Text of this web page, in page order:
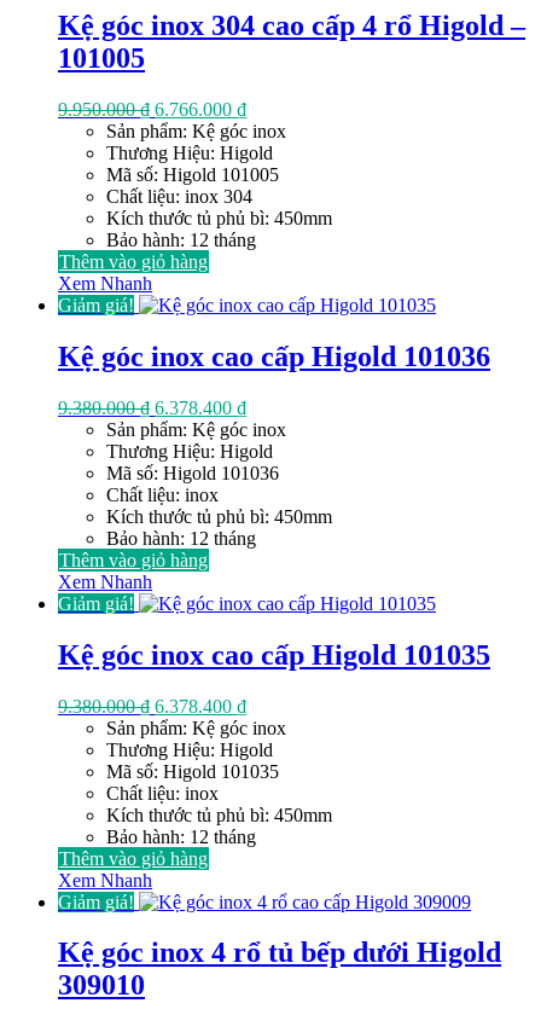
Kệ góc inox 304 cao cấp 4 rổ Higold –
101005
9.950.000₫ Giá
gốc
là:
9.950.000 ₫.
6.766.000 ₫Giá
hiện
tại
là:
6.766.000 ₫.
Sản phẩm: Kệ góc inox
Thương Hiệu: Higold
Mã số: Higold 101005
Chất liệu: inox 304
Kích thước tủ phủ bì: 450mm
Bảo hành: 12 tháng
Thêm vào giỏ hàng
Xem Nhanh
Giảm giá!
Kệ góc inox cao cấp Higold 101036
9.380.000₫ Giá
gốc
là:
9.380.000 ₫.
6.378.400 ₫Giá
hiện
tại
là:
Sản phẩm: Kệ góc inox
Thương Hiệu: Higold
Mã số: Higold 101036
Chất liệu: inox
Kích thước tủ phủ bì: 450mm
Bảo hành: 12 tháng
Thêm vào giỏ hàng
Xem Nhanh
Giảm giá!
Kệ góc inox cao cấp Higold 101035
9.380.000₫ Giá
gốc
là:
9.380.000 ₫.
6.378.400 ₫Giá
hiện
tại
là:
Sản phẩm: Kệ góc inox
Thương Hiệu: Higold
Mã số: Higold 101035
Chất liệu: inox
Kích thước tủ phủ bì: 450mm
Bảo hành: 12 tháng
Thêm vào giỏ hàng
Xem Nhanh
Giảm giá!
Kệ góc inox 4 rổ tủ bếp dưới Higold
309010